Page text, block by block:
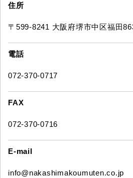
住所
〒599-8241 大阪府堺市中区福田
電話
072-370-0717
FAX
072-370-0716
E-mail
info@nakashimakoumuten.co.jp